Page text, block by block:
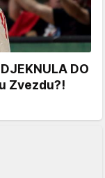
DO
Zvezdu?!